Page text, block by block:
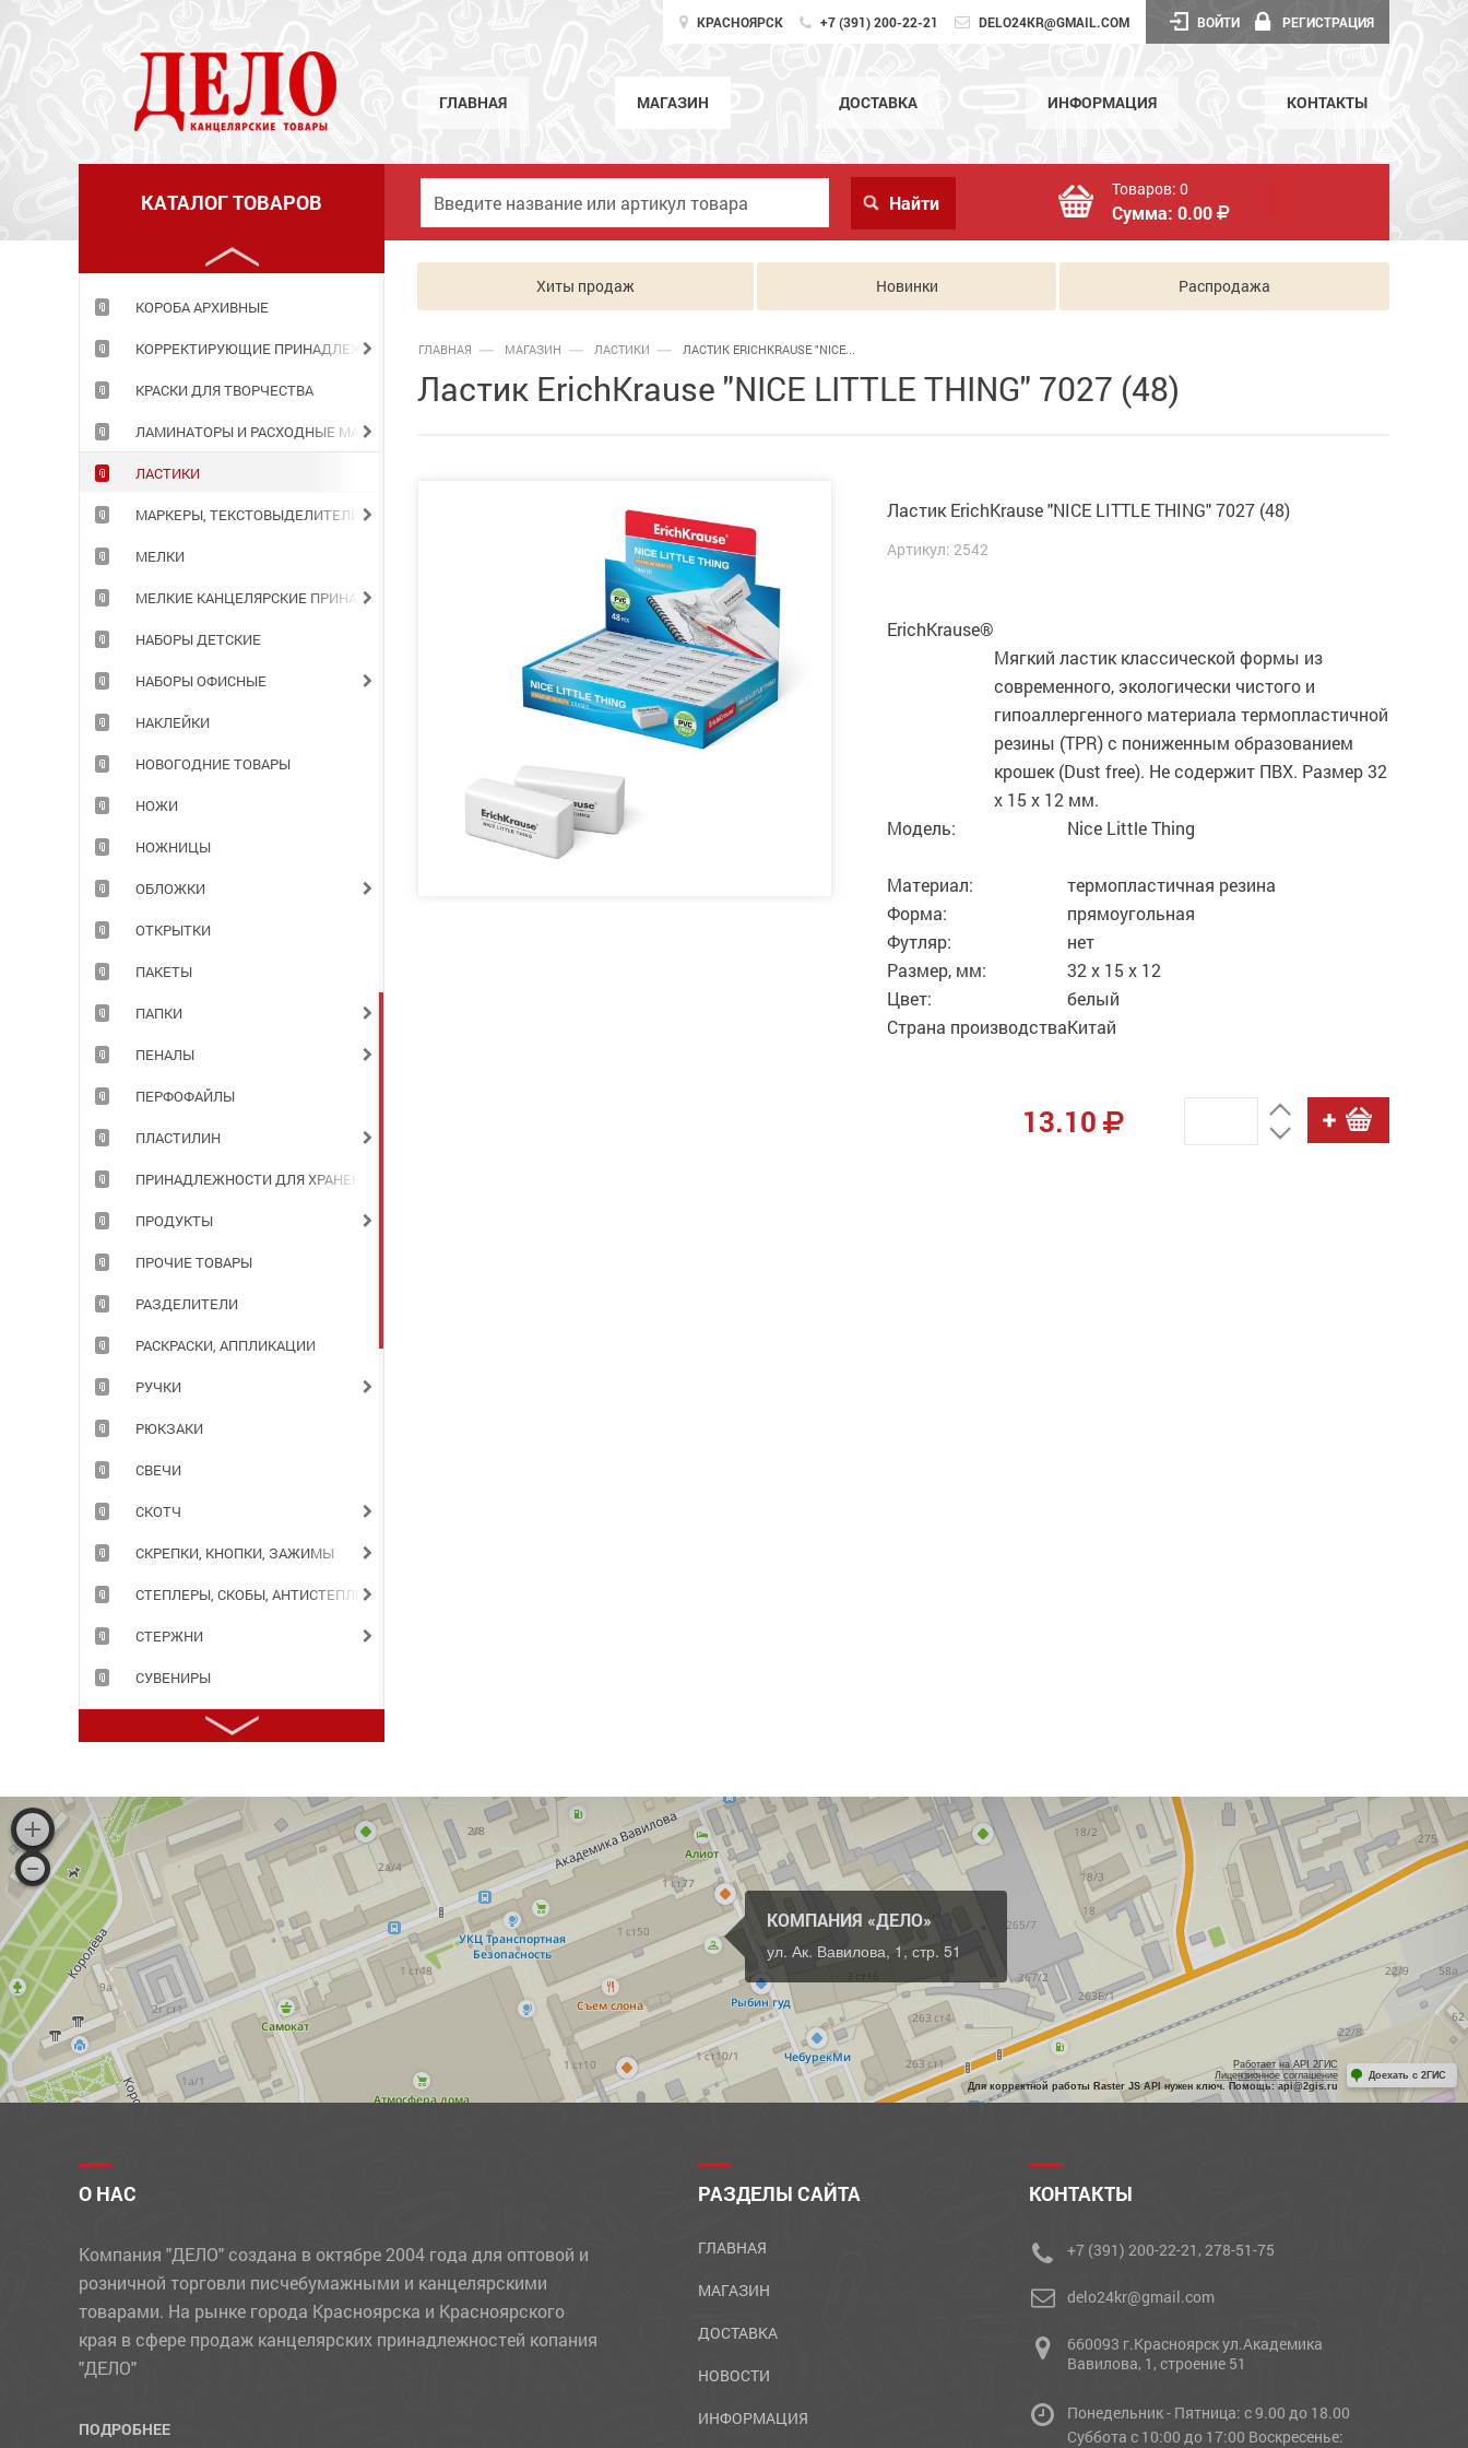
КРАСНОЯРСК +7 (391) 200-22-21 DELO24KR@GMAIL.COM ВОЙТИ РЕГИСТРАЦИЯ
ГЛАВНАЯ МАГАЗИН ДОСТАВКА ИНФОРМАЦИЯ КОНТАКТЫ
КАТАЛОГ ТОВАРОВ
Товаров: 0
Сумма: 0.00
КНИГИ ДЛЯ ЗАПИСЕЙ
КНИЖКИ ДЕТСКИЕ
КОРЗИНЫ ОФИСНЫЕ
КОРОБА АРХИВНЫЕ
КОРРЕКТИРУЮЩИЕ ПРИНАДЛЕЖНОСТИ
КРАСКИ ДЛЯ ТВОРЧЕСТВА
ЛАМИНАТОРЫ И РАСХОДНЫЕ МАТЕРИАЛЫ
ЛАСТИКИ
МАРКЕРЫ, ТЕКСТОВЫДЕЛИТЕЛИ
МЕЛКИ
МЕЛКИЕ КАНЦЕЛЯРСКИЕ ПРИНАДЛЕЖНОСТИ
НАБОРЫ ДЕТСКИЕ
НАБОРЫ ОФИСНЫЕ
НАКЛЕЙКИ
НОВОГОДНИЕ ТОВАРЫ
НОЖИ
НОЖНИЦЫ
ОБЛОЖКИ
ОТКРЫТКИ
ПАКЕТЫ
ПАПКИ
ПЕНАЛЫ
ПЕРФОФАЙЛЫ
ПЛАСТИЛИН
ПРИНАДЛЕЖНОСТИ ДЛЯ ХРАНЕНИЯ ДОКУМЕНТОВ
ПРОДУКТЫ
ПРОЧИЕ ТОВАРЫ
РАЗДЕЛИТЕЛИ
РАСКРАСКИ, АППЛИКАЦИИ
РУЧКИ
РЮКЗАКИ
СВЕЧИ
СКОТЧ
СКРЕПКИ, КНОПКИ, ЗАЖИМЫ
СТЕПЛЕРЫ, СКОБЫ, АНТИСТЕПЛЕРЫ
СТЕРЖНИ
СУВЕНИРЫ
ТЕТРАДИ
ТОЧИЛКИ
ТРАФАРЕТЫ
ТУШЬ
УЧЕБНЫЕ МАТЕРИАЛЫ
ФЛОМАСТЕРЫ
ФОТОАЛЬБОМЫ, ФОТОРАМКИ
ХОЗЯЙСТВЕННЫЕ ТОВАРЫ
ШТЕМПЕЛЬНЫЕ ПРИНАДЛЕЖНОСТИ
Хиты продаж Новинки Распродажа
ГЛАВНАЯ МАГАЗИН ЛАСТИКИ ЛАСТИК ERICHKRAUSE "NICE...
Ластик ErichKrause "NICE LITTLE THING" 7027 (48)
Ластик ErichKrause "NICE LITTLE THING" 7027 (48)
Артикул: 2542
ErichKrause®
Мягкий ластик классической формы из
современного, экологически чистого и
гипоаллергенного материала термопластичной
резины (TPR) с пониженным образованием
крошек (Dust free). Не содержит ПВХ. Размер 32
х 15 х 12 мм.
Модель:
Nice Little Thing
Материал:
термопластичная резина
Форма:
прямоугольная
Футляр:
нет
Размер, мм:
32 х 15 х 12
Цвет:
белый
Страна производстваКитай
13.10
КОМПАНИЯ «ДЕЛО»
ул. Ак. Вавилова, 1, стр. 51
Работает на API 2ГИС
Лицензионное соглашение
Для корректной работы Raster JS API нужен ключ. Помощь: api@2gis.ru
Доехать с 2ГИС
О НАС
Компания "ДЕЛО" создана в октябре 2004 года для оптовой и
розничной торговли писчебумажными и канцелярскими
товарами. На рынке города Красноярска и Красноярского
края в сфере продаж канцелярских принадлежностей копания
"ДЕЛО"
ПОДРОБНЕЕ
РАЗДЕЛЫ САЙТА
ГЛАВНАЯ
МАГАЗИН
ДОСТАВКА
НОВОСТИ
ИНФОРМАЦИЯ
КОНТАКТЫ
+7 (391) 200-22-21, 278-51-75
delo24kr@gmail.com
660093 г.Красноярск ул.Академика
Вавилова, 1, строение 51
Понедельник - Пятница: с 9.00 до 18.00
Cуббота с 10:00 до 17:00 Воскресенье: